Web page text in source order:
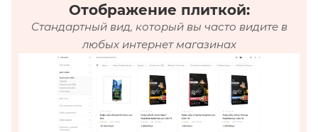
Отображение плиткой:
Стандартный вид, который вы часто видите в
любых интернет магазинах